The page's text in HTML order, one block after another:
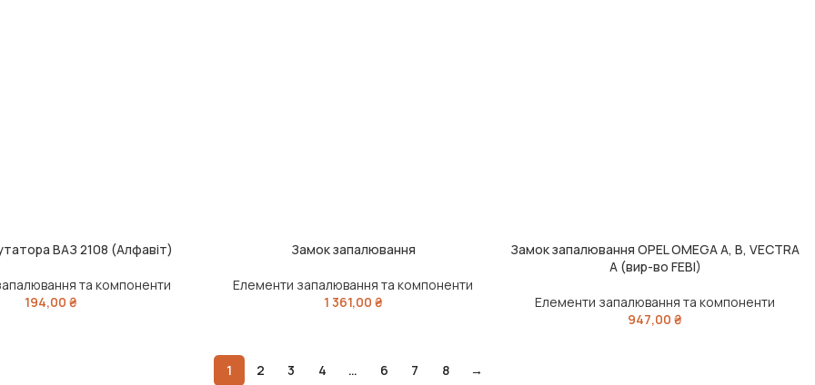
ВАЗ 2108 (Алфавіт)
та компоненти
194,00₴
Замок запалювання
Елементи запалювання та компоненти
1 361,00 ₴
ЧИТАТИ ДАЛІ
Замок запалювання OPEL OMEGA A, B, VECTRA
A (вир-во FEBI)
Елементи запалювання та компоненти
947,00₴
1 2 3 4 … 6 7 8 →